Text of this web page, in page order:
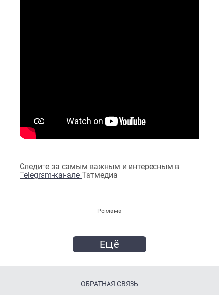
Следите за самым важным и интересным в
Telegram-канале Татмедиа
Реклама
Ещё
ОБРАТНАЯ СВЯЗЬ